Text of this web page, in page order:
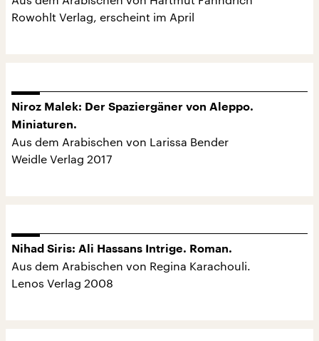
Rowohlt Verlag, erscheint im April
Niroz Malek: Der Spaziergäner von Aleppo.
Miniaturen.
Aus dem Arabischen von Larissa Bender
Weidle Verlag 2017
Nihad Siris: Ali Hassans Intrige. Roman.
Aus dem Arabischen von Regina Karachouli.
Lenos Verlag 2008